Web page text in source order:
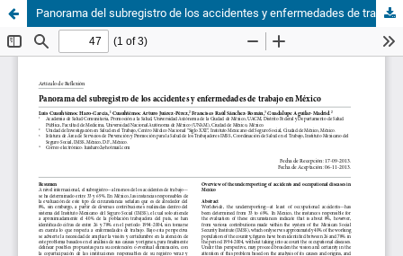
Panorama del subregistro de los accidentes y enfermedades de trabajo en México